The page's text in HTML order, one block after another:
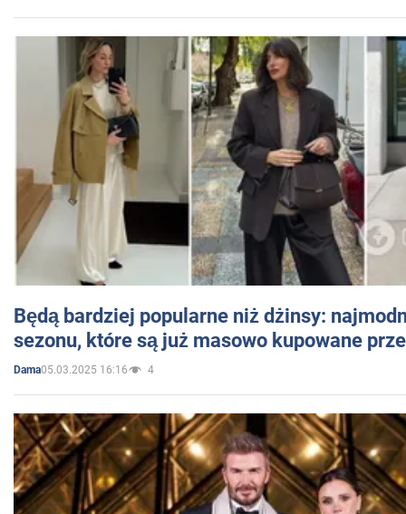
Będą bardziej popularne niż dżinsy:
sezonu, które są już masowo kupowane
Dama05.03.2025 16:16 4